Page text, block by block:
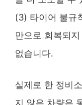
(3) 타이어 불규
만으로 회복되
없습니다.
실제로 한 정비